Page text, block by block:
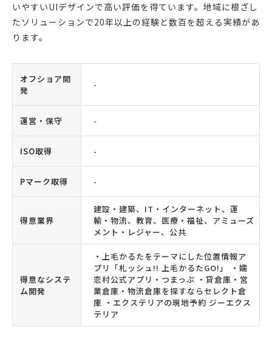
いやすいUIデザインで高い評価を得ています。地域に根ざし
たソリューションで20年以上の経験と数百を超える実績があ
ります。
オフショア開
発
-
運営・保守 -
ISO取得 -
Pマーク取得 -
得意業界
建設・建築、IT・インターネット、運
輸・物流、教育、医療・福祉、アミューズ
メント・レジャー、公共
得意なシステ
ム開発
・上毛かるたをテーマにした位置情報ア
プリ「札ッシュ!! 上毛かるたGO!」 ・嬬
恋村公式アプリ・つまっぷ ・貸倉庫・営
業倉庫・物流倉庫を探すならセレクト倉
庫 ・エクステリアの現地予約 ジーエクス
テリア